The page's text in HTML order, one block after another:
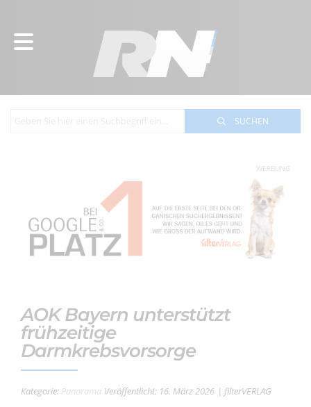
SUCHEN
WERBUNG
AOK Bayern unterstützt
frühzeitige
Darmkrebsvorsorge
Kategorie: Panorama Veröffentlicht: 16. März 2026 | filterVERLAG